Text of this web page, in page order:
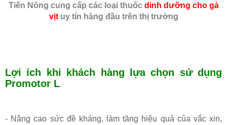
Tiến Nông cung cấp các loại thuốc dinh dưỡng cho gà
vịtuy tín hàng đầu trên thị trường
Lợi ích khi khách hàng lựa chọn sử dụng
Promotor L
- Nâng cao sức đề kháng, làm tăng hiệu quả của vắc xin,